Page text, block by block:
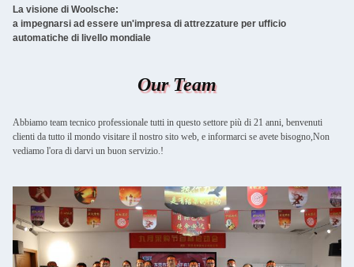
La visione di Woolsche:
a impegnarsi ad essere un'impresa di attrezzature per ufficio
automatiche di livello mondiale
Our Team
Abbiamo team tecnico professionale tutti in questo settore più di 21 anni, benvenuti
clienti da tutto il mondo visitare il nostro sito web, e informarci se avete bisogno,Non
vediamo l'ora di darvi un buon servizio.!